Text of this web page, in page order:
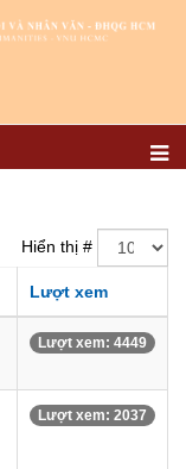
Hiển thị #
Lượt xem
Lượt xem: 4449
Lượt xem: 2037